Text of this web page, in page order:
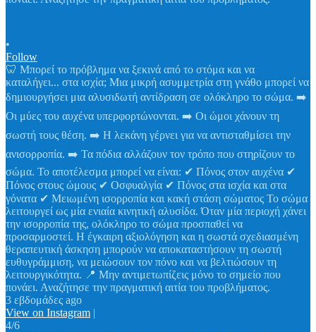
•
Follow
🦷 Μπορεί το πρόβλημα να ξεκινά από το στόμα και να
καταλήγει... στα ισχία; Μια μικρή ασυμμετρία στη γνάθο μπορεί να
δημιουργήσει μια αλυσιδωτή αντίδραση σε ολόκληρο το σώμα. ➡️
Οι μύες του αυχένα υπερφορτώνονται. ➡️ Οι ώμοι χάνουν τη
σωστή τους θέση. ➡️ Η λεκάνη γέρνει για να αντισταθμίσει την
ανισορροπία. ➡️ Τα πόδια αλλάζουν τον τρόπο που στηρίζουν το
σώμα. Το αποτέλεσμα μπορεί να είναι: ✔ Πόνος στον αυχένα ✔
Πόνος στους ώμους ✔ Οσφυαλγία ✔ Πόνος στα ισχία και στα
γόνατα ✔ Μειωμένη ισορροπία και κακή στάση σώματος Το σώμα
λειτουργεί ως μία ενιαία κινητική αλυσίδα. Όταν μία περιοχή χάνει
την ισορροπία της, ολόκληρο το σώμα προσπαθεί να
προσαρμοστεί. Η έγκαιρη αξιολόγηση και η σωστά σχεδιασμένη
θεραπευτική άσκηση μπορούν να αποκαταστήσουν τη σωστή
ευθυγράμμιση, να μειώσουν τον πόνο και να βελτιώσουν τη
λειτουργικότητα. 📍 Μην αντιμετωπίζεις μόνο το σημείο που
πονάει. Αναζήτησε την πραγματική αιτία του προβλήματος.
3 εβδομάδες ago
View on Instagram |
4/6